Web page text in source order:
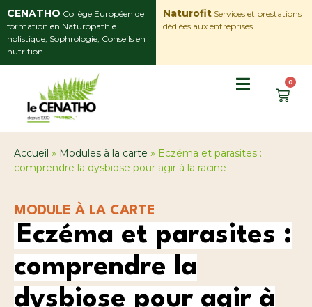
CENATHO Collège Européen de
formation en Naturopathie
holistique, Sophrologie, Conseils en
nutrition
Naturofit Services et prestations
dédiées aux entreprises
0
Accueil » Modules à la carte » Eczéma et parasites :
comprendre la dysbiose pour agir à la racine
MODULE À LA CARTE
Eczéma et parasites :
comprendre la
dysbiose pour agir à